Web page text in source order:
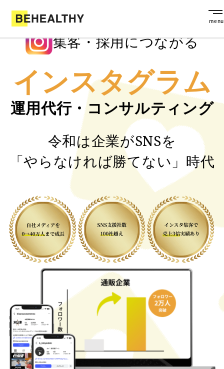
集客・採用につながる
インスタグラム
運用代行・コンサルティング
令和は企業がSNSを
「やらなければ勝てない」時代